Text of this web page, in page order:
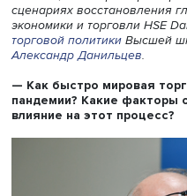
Мировая экономика,
пандемии и торговых
Какая индустрия может
топлива, какие факторы
сценариях
экономики и торговли
торговой политики
— Как быстро мировая